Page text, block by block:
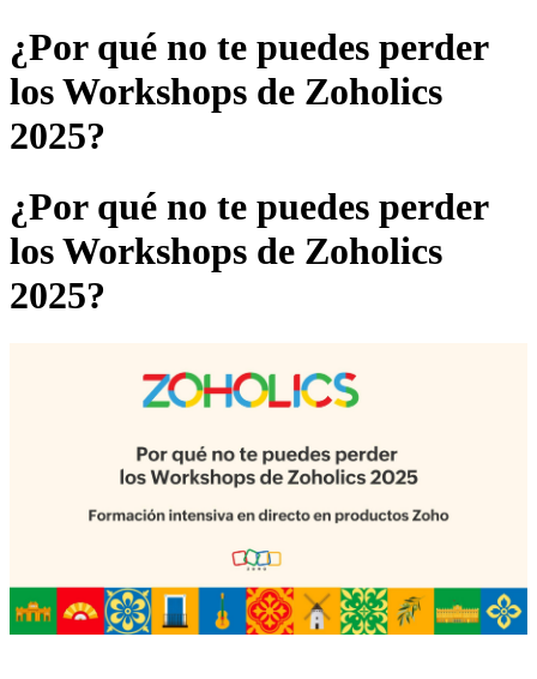
¿Por qué no te puedes perder
los Workshops de Zoholics
2025?
¿Por qué no te puedes perder
los Workshops de Zoholics
2025?